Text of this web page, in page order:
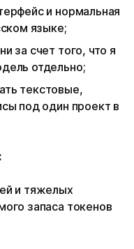
и нормальная
языке;
за счет того, что я
отдельно;
текстовые,
под один проект в
и тяжелых
запаса токенов